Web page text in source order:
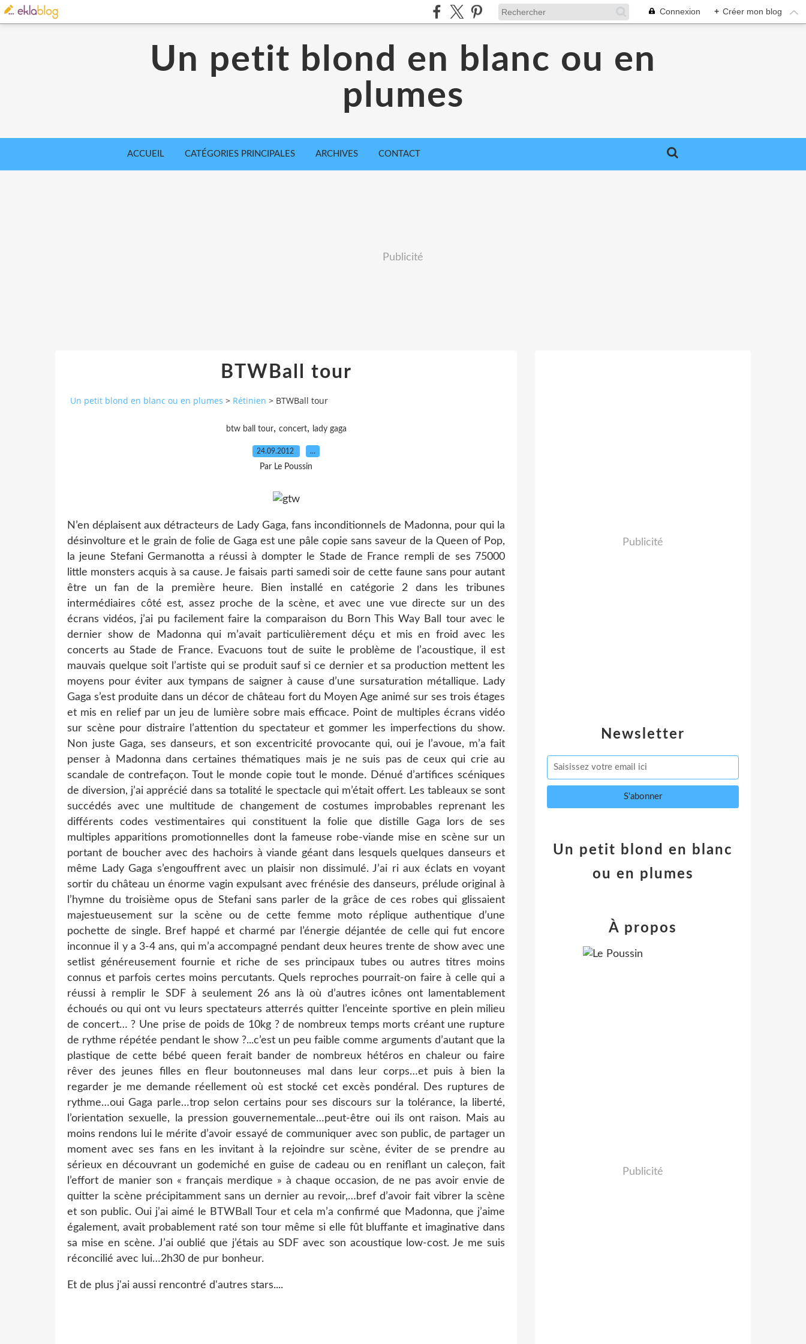
Connexion + Créer mon blog
Un petit blond en blanc ou en
plumes
ACCUEIL CATÉGORIES PRINCIPALES ARCHIVES CONTACT
Publicité
BTWBall tour
Un petit blond en blanc ou en plumes > Rétinien > BTWBall tour
btw ball tour, concert, lady gaga
24.09.2012 …
Par Le Poussin
N’en déplaisent aux détracteurs de Lady Gaga, fans inconditionnels de Madonna, pour qui la
désinvolture et le grain de folie de Gaga est une pâle copie sans saveur de la Queen of Pop,
la jeune Stefani Germanotta a réussi à dompter le Stade de France rempli de ses 75000
little monsters acquis à sa cause. Je faisais parti samedi soir de cette faune sans pour autant
être un fan de la première heure. Bien installé en catégorie 2 dans les tribunes
intermédiaires côté est, assez proche de la scène, et avec une vue directe sur un des
écrans vidéos, j’ai pu facilement faire la comparaison du Born This Way Ball tour avec le
dernier show de Madonna qui m’avait particulièrement déçu et mis en froid avec les
concerts au Stade de France. Evacuons tout de suite le problème de l’acoustique, il est
mauvais quelque soit l’artiste qui se produit sauf si ce dernier et sa production mettent les
moyens pour éviter aux tympans de saigner à cause d’une sursaturation métallique. Lady
Gaga s’est produite dans un décor de château fort du Moyen Age animé sur ses trois étages
et mis en relief par un jeu de lumière sobre mais efficace. Point de multiples écrans vidéo
sur scène pour distraire l’attention du spectateur et gommer les imperfections du show.
Non juste Gaga, ses danseurs, et son excentricité provocante qui, oui je l’avoue, m’a fait
penser à Madonna dans certaines thématiques mais je ne suis pas de ceux qui crie au
scandale de contrefaçon. Tout le monde copie tout le monde. Dénué d’artifices scéniques
de diversion, j’ai apprécié dans sa totalité le spectacle qui m’était offert. Les tableaux se sont
succédés avec une multitude de changement de costumes improbables reprenant les
différents codes vestimentaires qui constituent la folie que distille Gaga lors de ses
multiples apparitions promotionnelles dont la fameuse robe-viande mise en scène sur un
portant de boucher avec des hachoirs à viande géant dans lesquels quelques danseurs et
même Lady Gaga s’engouffrent avec un plaisir non dissimulé. J’ai ri aux éclats en voyant
sortir du château un énorme vagin expulsant avec frénésie des danseurs, prélude original à
l’hymne du troisième opus de Stefani sans parler de la grâce de ces robes qui glissaient
majestueusement sur la scène ou de cette femme moto réplique authentique d’une
pochette de single. Bref happé et charmé par l’énergie déjantée de celle qui fut encore
inconnue il y a 3-4 ans, qui m’a accompagné pendant deux heures trente de show avec une
setlist généreusement fournie et riche de ses principaux tubes ou autres titres moins
connus et parfois certes moins percutants. Quels reproches pourrait-on faire à celle qui a
réussi à remplir le SDF à seulement 26 ans là où d’autres icônes ont lamentablement
échoués ou qui ont vu leurs spectateurs atterrés quitter l’enceinte sportive en plein milieu
de concert… ? Une prise de poids de 10kg ? de nombreux temps morts créant une rupture
de rythme répétée pendant le show ?...c’est un peu faible comme arguments d’autant que la
plastique de cette bébé queen ferait bander de nombreux hétéros en chaleur ou faire
rêver des jeunes filles en fleur boutonneuses mal dans leur corps…et puis à bien la
regarder je me demande réellement où est stocké cet excès pondéral. Des ruptures de
rythme…oui Gaga parle…trop selon certains pour ses discours sur la tolérance, la liberté,
l’orientation sexuelle, la pression gouvernementale…peut-être oui ils ont raison. Mais au
moins rendons lui le mérite d’avoir essayé de communiquer avec son public, de partager un
moment avec ses fans en les invitant à la rejoindre sur scène, éviter de se prendre au
sérieux en découvrant un godemiché en guise de cadeau ou en reniflant un caleçon, fait
l’effort de manier son « français merdique » à chaque occasion, de ne pas avoir envie de
quitter la scène précipitamment sans un dernier au revoir,…bref d’avoir fait vibrer la scène
et son public. Oui j’ai aimé le BTWBall Tour et cela m’a confirmé que Madonna, que j’aime
également, avait probablement raté son tour même si elle fût bluffante et imaginative dans
sa mise en scène. J’ai oublié que j’étais au SDF avec son acoustique low-cost. Je me suis
réconcilié avec lui…2h30 de pur bonheur.
Et de plus j'ai aussi rencontré d'autres stars....
Newsletter
Publicité
Un petit blond en blanc
ou en plumes
À propos
Publicité